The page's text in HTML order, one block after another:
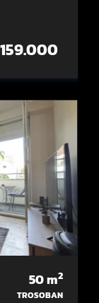
159.000
50m2
TROSOBAN